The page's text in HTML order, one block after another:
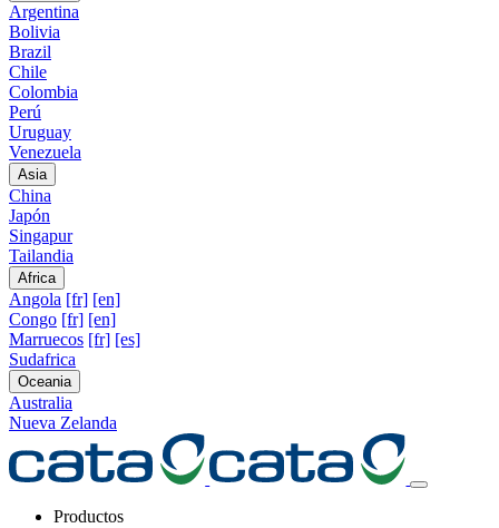
Argentina
Bolivia
Brazil
Chile
Colombia
Perú
Uruguay
Venezuela
Asia
China
Japón
Singapur
Tailandia
Africa
Angola [fr] [en]
Congo [fr] [en]
Marruecos [fr] [es]
Sudafrica
Oceania
Australia
Nueva Zelanda
Productos